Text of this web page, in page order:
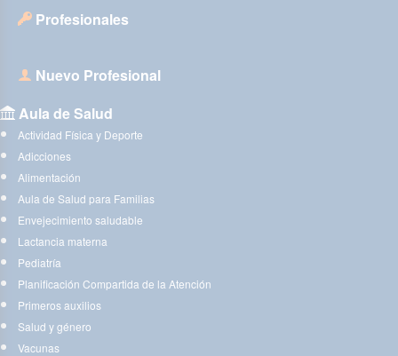
Profesionales
Nuevo Profesional
Aula de Salud
Actividad Física y Deporte
Adicciones
Alimentación
Aula de Salud para Familias
Envejecimiento saludable
Lactancia materna
Pediatría
Planificación Compartida de la Atención
Primeros auxilios
Salud y género
Vacunas